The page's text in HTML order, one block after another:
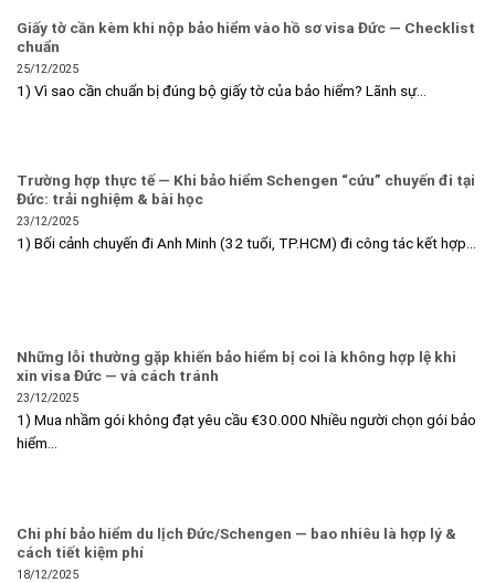
Giấy tờ cần kèm khi nộp bảo hiểm vào hồ sơ visa Đức — Checklist
chuẩn
25/12/2025
1) Vì sao cần chuẩn bị đúng bộ giấy tờ của bảo hiểm? Lãnh sự...
Trường hợp thực tế — Khi bảo hiểm Schengen “cứu” chuyến đi tại
Đức: trải nghiệm & bài học
23/12/2025
1) Bối cảnh chuyến đi Anh Minh (32 tuổi, TP.HCM) đi công tác kết hợp...
Những lỗi thường gặp khiến bảo hiểm bị coi là không hợp lệ khi
xin visa Đức — và cách tránh
23/12/2025
1) Mua nhầm gói không đạt yêu cầu €30.000 Nhiều người chọn gói bảo
hiểm...
Chi phí bảo hiểm du lịch Đức/Schengen — bao nhiêu là hợp lý &
cách tiết kiệm phí
18/12/2025